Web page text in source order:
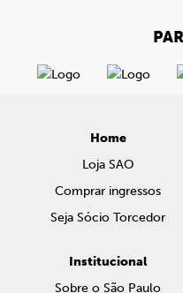
Home
Loja SAO
Comprar ingressos
Seja Sócio Torcedor
Institucional
Sobre o São Paulo